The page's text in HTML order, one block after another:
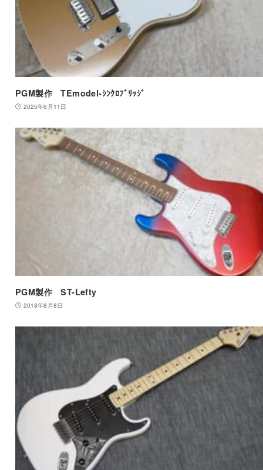
PGM製作 TEmodel-ｼﾝｸﾛﾌﾞﾘｯｼﾞ
2025年6月11日
PGM製作 ST-Lefty
2018年8月8日